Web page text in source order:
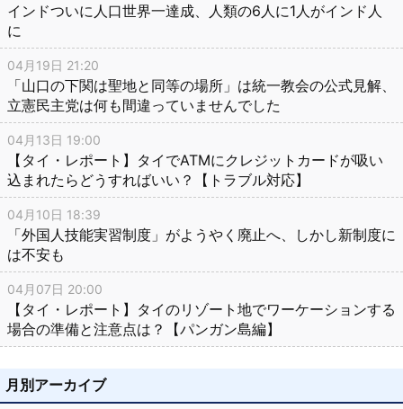
インドついに人口世界一達成、人類の6人に1人がインド人
に
04月19日 21:20
「山口の下関は聖地と同等の場所」は統一教会の公式見解、
立憲民主党は何も間違っていませんでした
04月13日 19:00
【タイ・レポート】タイでATMにクレジットカードが吸い
込まれたらどうすればいい？【トラブル対応】
04月10日 18:39
「外国人技能実習制度」がようやく廃止へ、しかし新制度に
は不安も
04月07日 20:00
【タイ・レポート】タイのリゾート地でワーケーションする
場合の準備と注意点は？【パンガン島編】
月別アーカイブ